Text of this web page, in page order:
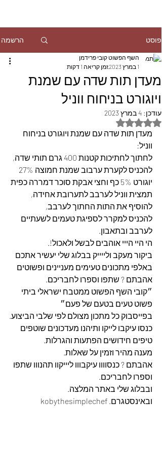
פוסט הרשמה
מעדן תות שדה עם שמנת
ויוגורט בניחוח ווניל
השף הפשוט קובי פרידמן
1 במרץ 2023
זמן קריאה 1 דקות
עודכן: 4 במרץ 2023
דירוג של NaN מתוך 5 כוכבים
מעדן תות שדה עם שמנת ויוגורט בניחוח
ווניל:
לחתוך לחתיכות קטנות 400 גרם תותי שדה,
יוגורט 5% כף וחצי אבקת סוכר דמררה כפית
תמצית ווניל לערבב לתערובת אחידה,
להוסיף את התות החתוך לערבב,
להכניס למקרר לספיגת טעמים לשעתיים
לערבב ובתאבון.
הי היי הייי אוהבים לבשל ולאכול!.
ביקור מעקב ולייייק בבלוג שלי יעשיר אתכם
באלפי מתכונים טעימים מעניינים ופשוטים
אהבתם ? שתפו וספרו לחבריכם.
״קובי השף הפשוט ממטבח ישראלי ביתי
פשוט טעים בטעם של פעם״
בפייסבוק כל מתכון מצולם לפי שלבי הביצוע.
כנסו עיקבו לייקו ותיהנו מעדכונים שוטפים
טיפים חידושים הפתעות והגרלות.
מענה מהיר וזמין על שאלות.
אהבתם ? כנסוווו עיקבווו ליייקוו תהנווו שתפו
וספרו לחבריכם.
ובבלוג שלי באתר המלצה.
ובאינסטגרם. kobythesimplechef